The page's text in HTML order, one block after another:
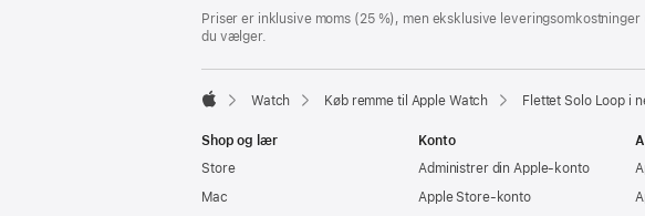
Priser er inklusive moms (25 %), men eksklusive
du vælger.
Watch Køb remme til Apple Watch Flettet Solo Loop i
Shop og lær
Store
Mac
Konto
Administrer din Apple-konto
Apple Store-konto